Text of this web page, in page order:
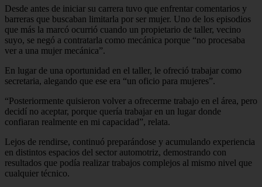
Desde antes de iniciar su carrera tuvo que enfrentar comentarios y
barreras que buscaban limitarla por ser mujer. Uno de los episodios
que más la marcó ocurrió cuando un propietario de taller, vecino
suyo, se negó a contratarla como mecánica porque “no procesaba
ver a una mujer mecánica”.
En lugar de una oportunidad en el taller, le ofreció trabajar como
secretaria, alegando que ese era “un oficio para mujeres”.
“Posteriormente quisieron volver a ofrecerme trabajo en el área, pero
decidí no aceptar, porque quería trabajar en un lugar donde
confiaran realmente en mi capacidad”, relata.
Lejos de rendirse, continuó preparándose y acumulando experiencia
en distintos espacios del sector automotriz, demostrando con
resultados que podía realizar trabajos complejos al mismo nivel que
cualquier técnico.